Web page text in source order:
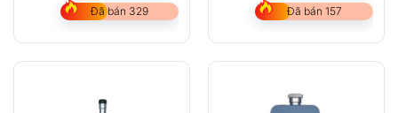
Đã bán 329 Đã bán 157